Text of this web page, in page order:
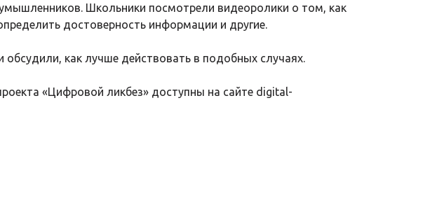
Школьники посмотрели видеоролики о том, как
достоверность информации и другие.
обсудили, как лучше действовать в подобных случаях.
«Цифровой ликбез» доступны на сайте digital-